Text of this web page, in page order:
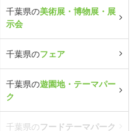
千葉県の美術展・博物展・展
示会
千葉県のフェア
千葉県の遊園地・テーマパー
ク
千葉県のフードテーマパーク